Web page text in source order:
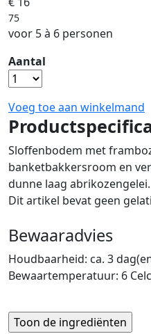
75
voor 5 à 6 personen
Aantal
Voeg toe aan winkelmand
Sloffenbodem met
banketbakkersroom en
dunne laag abrikozengelei.
Dit artikel bevat geen
Bewaaradvies
Houdbaarheid: ca. 3
Bewaartemperatuur: 6